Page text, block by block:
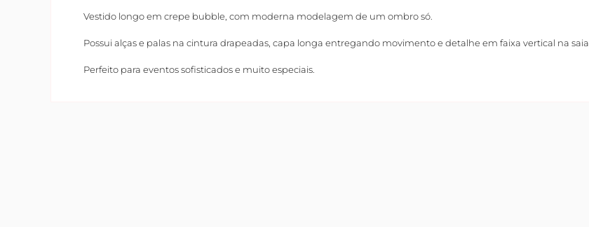
Vestido longo em crepe bubble, com moderna modelagem de um ombro só.
Possui alças e palas na cintura drapeadas, capa longa entregando movimento e detalhe em faixa vertical na saia.
Perfeito para eventos sofisticados e muito especiais.